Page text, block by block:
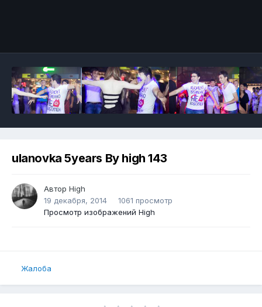
ulanovka 5years By high 143
Автор High
19 декабря, 2014
1061 просмотр
Просмотр изображений High
Жалоба